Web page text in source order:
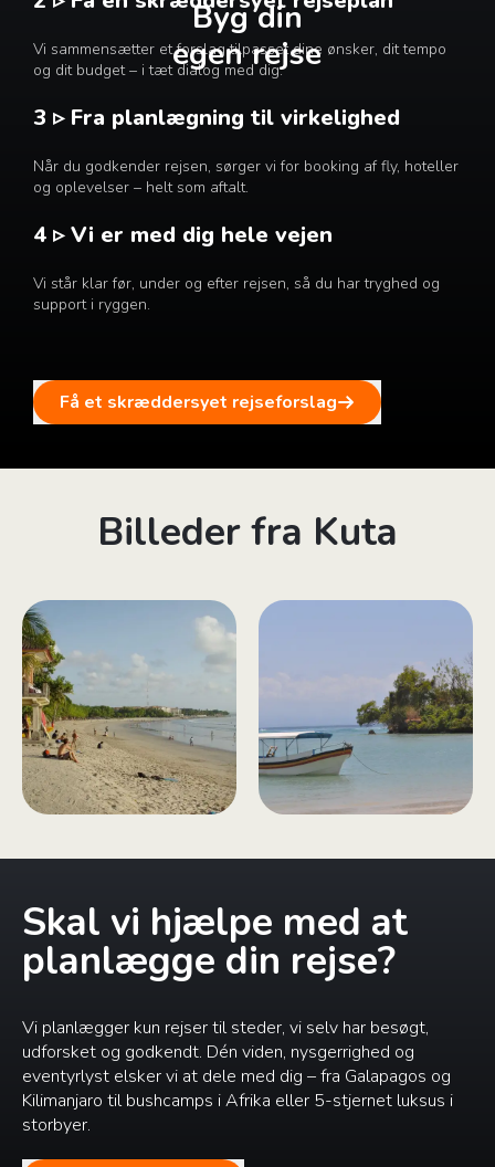
Byg din
egen rejse
Vi sammensætter et forslag tilpasset dine ønsker, dit tempo
og dit budget – i tæt dialog med dig.
3 ▹ Fra planlægning til virkelighed
Når du godkender rejsen, sørger vi for booking af fly, hoteller
og oplevelser – helt som aftalt.
4 ▹ Vi er med dig hele vejen
Vi står klar før, under og efter rejsen, så du har tryghed og
support i ryggen.
Få et skræddersyet rejseforslag
Billeder fra Kuta
Skal vi hjælpe med at
planlægge din rejse?
Vi planlægger kun rejser til steder, vi selv har besøgt,
udforsket og godkendt. Dén viden, nysgerrighed og
eventyrlyst elsker vi at dele med dig – fra Galapagos og
Kilimanjaro til bushcamps i Afrika eller 5-stjernet luksus i
storbyer.